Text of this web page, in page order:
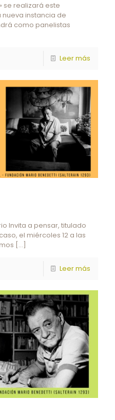
se realizará este
nueva instancia de
como panelistas
Leer más
Invita a pensar, titulado
el miércoles 12 a las
[…]
Leer más